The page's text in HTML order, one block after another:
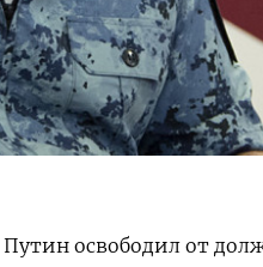
освободил от